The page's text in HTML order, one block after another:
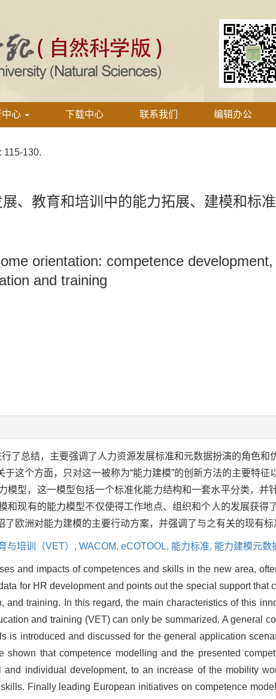
心 下载中心 联系我们 编辑办公
: 115-130.
、教育和培训中的能力拓展、建模和标准
orientation: competence
and training
了总结，主要强调了人力资源发展标准和元数据扮演的角色和
这个方面，只对这一被称为“能力建模”的创新方法的主要特征
模型，这一模型包括一个标准化能力结构和一套水平分类，并
和现有的能力模型不仅使得工作地点、组织和个人的发展获得
欧洲对能力建模的主要行动方案，并强调了与之有关的现有标
与培训（VET）, WACOM, eCOTOOL, 能力标准, 能力建模元数
and impacts of competences and skills in the new area,
for HR development and points out the special support that
training. In this regard, the main characteristics of this
and training (VET) can only be summarized. A general
is introduced and discussed for the general application
that competence modelling and the presented
individual development, to an increase of the mobility
Finally leading European initiatives on competence